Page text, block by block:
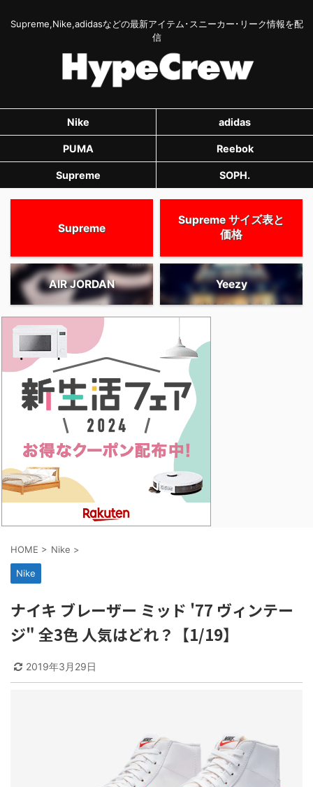
Supreme,Nike,adidasなどの最新アイテム･スニーカー･リーク情報を配
信
Nike adidas
PUMA Reebok
Supreme SOPH.
Supreme
Supreme サイズ表と
価格
AIR JORDAN Yeezy
HOME > Nike >
Nike
ナイキ ブレーザー ミッド '77 ヴィンテー
ジ" 全3色 人気はどれ？【1/19】
2019年3月29日